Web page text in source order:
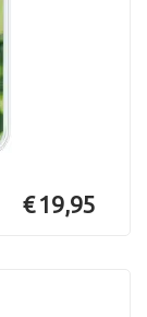
€ 19,95